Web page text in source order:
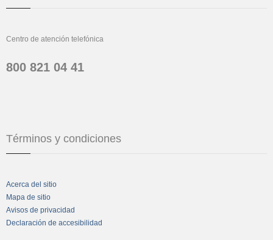
Centro de atención telefónica
800 821 04 41
Términos y condiciones
Acerca del sitio
Mapa de sitio
Avisos de privacidad
Declaración de accesibilidad